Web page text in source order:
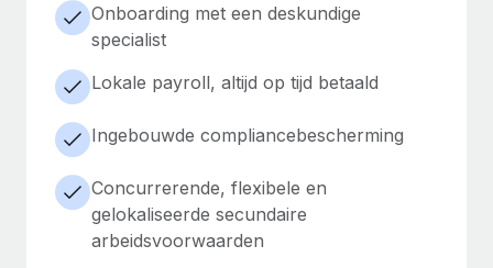
Onboarding met een deskundige
specialist
Lokale payroll, altijd op tijd betaald
Ingebouwde compliancebescherming
Concurrerende, flexibele en
gelokaliseerde secundaire
arbeidsvoorwaarden